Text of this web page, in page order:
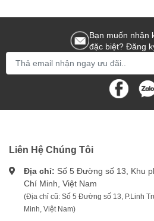
Bạn muốn nhận
đặc biệt? Đăng
Liên Hệ Chúng Tôi
Địa chỉ: Số 5 Đường số 13, Khu
Chí Minh, Việt Nam
(Địa chỉ cũ: Số 5 Đường số 13, P.Linh
Minh, Việt Nam)